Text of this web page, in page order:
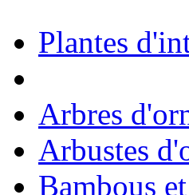
Plantes
Arbres
Arbustes
Bambous